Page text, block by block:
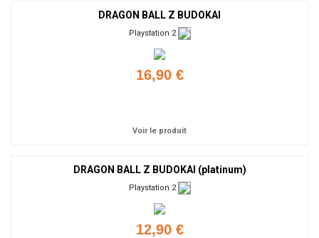
DRAGON BALL Z BUDOKAI
Playstation 2
16,90 €
Voir le produit
DRAGON BALL Z BUDOKAI (platinum)
Playstation 2
12,90 €